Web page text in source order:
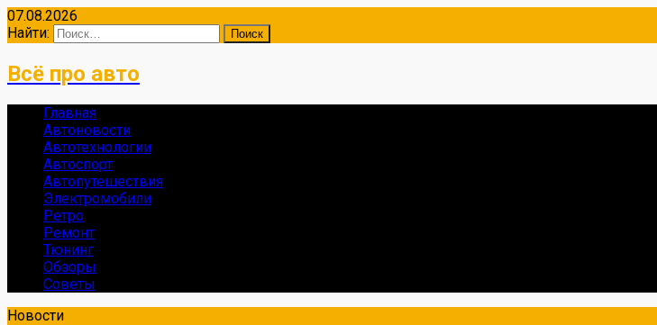
07.08.2026
Найти:
Всё про авто
Главная
Автоновости
Автотехнологии
Автоспорт
Автопутешествия
Электромобили
Ретро
Ремонт
Тюнинг
Обзоры
Советы
Новости